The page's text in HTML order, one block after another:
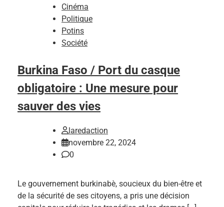
Cinéma
Politique
Potins
Société
Burkina Faso / Port du casque
obligatoire : Une mesure pour
sauver des vies
laredaction
novembre 22, 2024
0
Le gouvernement burkinabè, soucieux du bien-être et
de la sécurité de ses citoyens, a pris une décision